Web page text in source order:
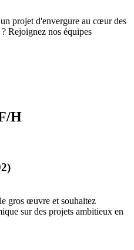
projet d'envergure au cœur des
Rejoignez nos équipes
H
gros œuvre et souhaitez
sur des projets ambitieux en